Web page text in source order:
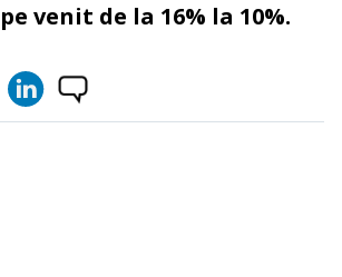
venit de la 16% la 10%.